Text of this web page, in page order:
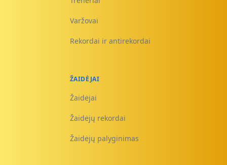
Varžovai
Rekordai ir antirekordai
ŽAIDĖJAI
Žaidėjai
Žaidėjų rekordai
Žaidėjų palyginimas